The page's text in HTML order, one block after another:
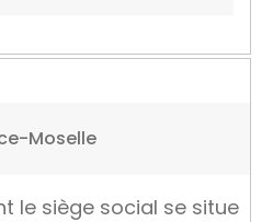
Moselle
le siège social se situe